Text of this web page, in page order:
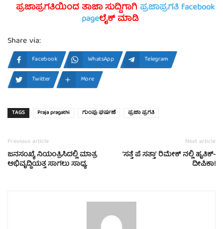
ಪ್ರಜಾಪ್ರಗತಿಯಿಂದ ತಾಜಾ ಸುದ್ದಿಗಾಗಿ ಪ್ರಜಾಪ್ರಗತಿ facebook
pageಲೈಕ್ ಮಾಡಿ
Share via:
Facebook WhatsApp
Telegram
Twitter
More
TAGS Praja pragathi ಗುಂಪು ಘರ್ಷಣೆ ಪ್ರಜಾ ಪ್ರಗತಿ
Previous article
ಜನಸಂಖ್ಯೆ ನಿಯಂತ್ರಿಸಿದಲ್ಲಿ ಮಾತ್ರ
ಅಭಿವೃದ್ಧಿಯತ್ತ ಸಾಗಲು ಸಾಧ್ಯ.
Next article
‘ಸತ್ತೆ ಪೆ ಸತ್ತಾ’ ರಿಮೇಕ್ ನಲ್ಲಿ ಹೃತಿಕ್-
ದೀಪಿಕಾ!